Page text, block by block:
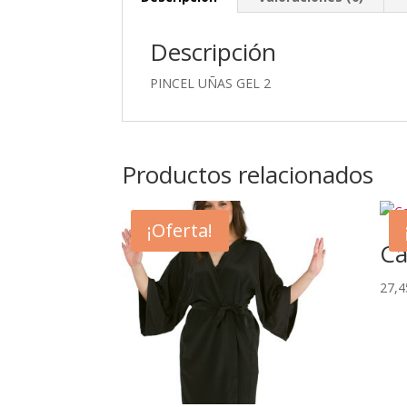
Descripción
PINCEL UÑAS GEL 2
Productos relacionados
¡Oferta!